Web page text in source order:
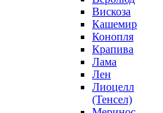
Вискоза
Кашемир
Конопля
Крапива
Лама
Лен
Лиоцелл
(Тенсел)